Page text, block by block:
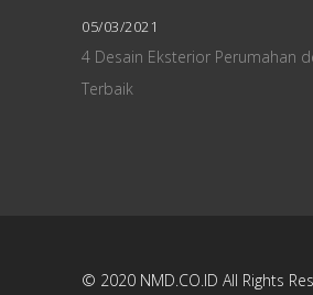
05/03/2021
4 Desain Eksterior Perumahan
Terbaik
© 2020 NMD.CO.ID All Rights